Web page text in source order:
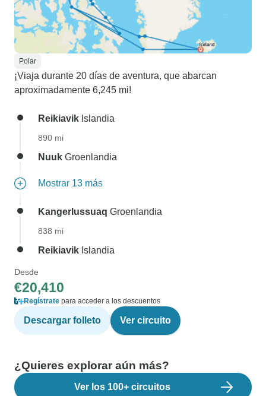
Polar
¡Viaja durante 20 días de aventura, que abarcan
aproximadamente 6,245 mi!
Reikiavik Islandia
890 mi
Nuuk Groenlandia
Mostrar 13 más
Kangerlussuaq Groenlandia
838 mi
Reikiavik Islandia
Desde
€20,410
Regístrate para acceder a los descuentos
Descargar folleto Ver circuito
¿Quieres explorar aún más?
Ver los 100+ circuitos